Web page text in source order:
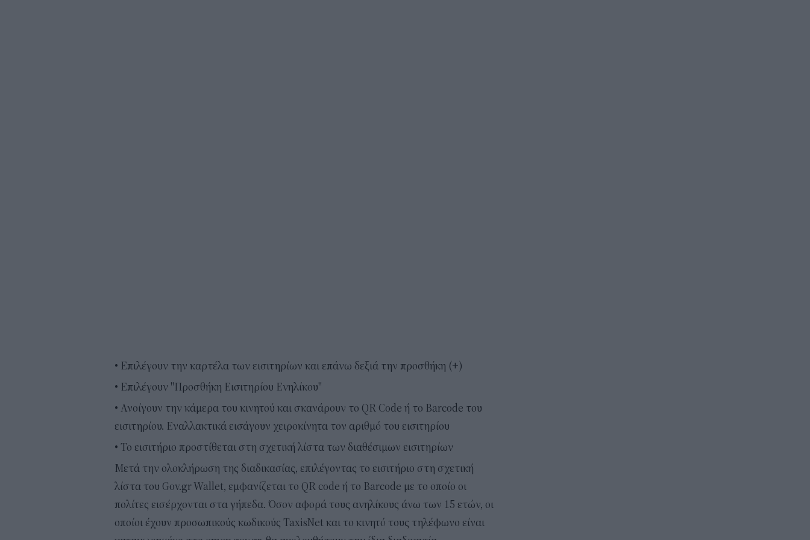
• Επιλέγουν την καρτέλα των εισιτηρίων και επάνω δεξιά την προσθήκη (+)
• Επιλέγουν "Προσθήκη Εισιτηρίου Ενηλίκου"
• Ανοίγουν την κάμερα του κινητού και σκανάρουν το QR Code ή το Barcode του
εισιτηρίου. Εναλλακτικά εισάγουν χειροκίνητα τον αριθμό του εισιτηρίου
• Το εισιτήριο προστίθεται στη σχετική λίστα των διαθέσιμων εισιτηρίων
Μετά την ολοκλήρωση της διαδικασίας, επιλέγοντας το εισιτήριο στη σχετική
λίστα του Gov.gr Wallet, εμφανίζεται το QR code ή το Barcode με το οποίο οι
πολίτες εισέρχονται στα γήπεδα. Όσον αφορά τους ανηλίκους άνω των 15 ετών, οι
οποίοι έχουν προσωπικούς κωδικούς TaxisNet και το κινητό τους τηλέφωνο είναι